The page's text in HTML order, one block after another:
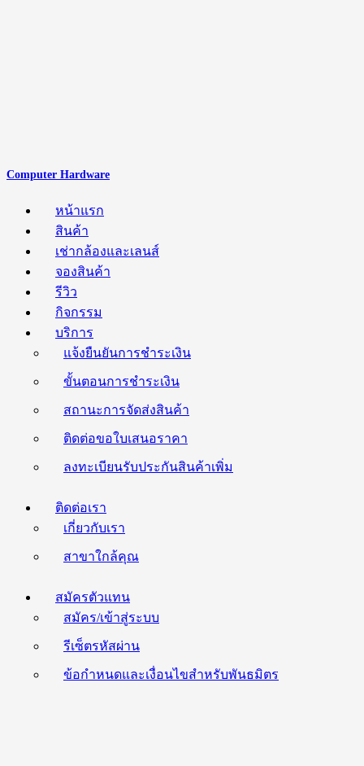
Computer Hardware
หน้าแรก
สินค้า
เช่ากล้องและเลนส์
จองสินค้า
รีวิว
กิจกรรม
บริการ
แจ้งยืนยันการชำระเงิน
ขั้นตอนการชำระเงิน
สถานะการจัดส่งสินค้า
ติดต่อขอใบเสนอราคา
ลงทะเบียนรับประกันสินค้าเพิ่ม
ติดต่อเรา
เกี่ยวกับเรา
สาขาใกล้คุณ
สมัครตัวแทน
สมัคร/เข้าสู่ระบบ
รีเซ็ตรหัสผ่าน
ข้อกำหนดและเงื่อนไขสำหรับพันธมิตร